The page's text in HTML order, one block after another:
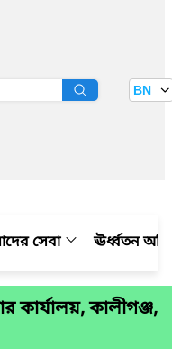
BN
সেবা ঊর্ধ্বতন
কার্যালয়, কালীগঞ্জ,